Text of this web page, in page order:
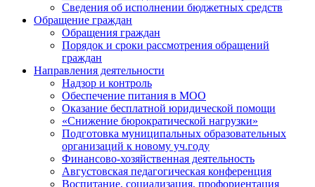
Сведения об исполнении бюджетных средств
Обращение граждан
Обращения граждан
Порядок и сроки рассмотрения обращений
граждан
Направления деятельности
Надзор и контроль
Обеспечение питания в МОО
Оказание бесплатной юридической помощи
«Снижение бюрократической нагрузки»
Подготовка муниципальных образовательных
организаций к новому уч.году
Финансово-хозяйственная деятельность
Августовская педагогическая конференция
Воспитание, социализация, профориентация